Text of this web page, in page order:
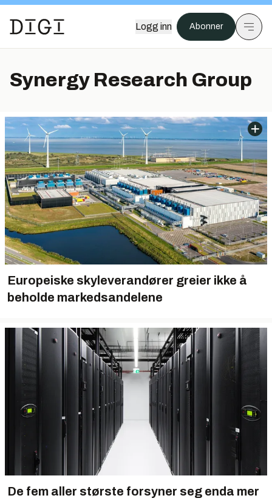
Logg inn Abonner
Synergy Research Group
Europeiske skyleverandører greier ikke å
beholde markedsandelene
De fem aller største forsyner seg enda mer